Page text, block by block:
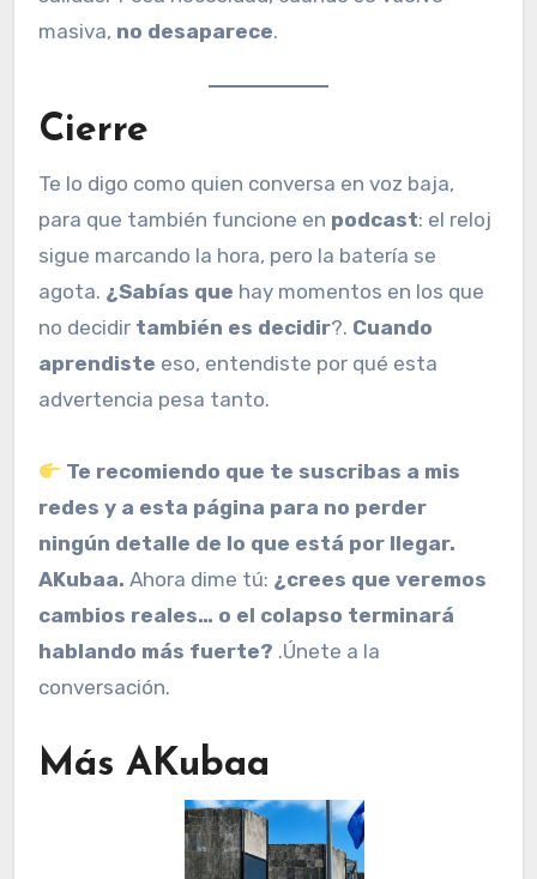
masiva, no desaparece.
Cierre
Te lo digo como quien conversa en voz baja,
para que también funcione en podcast: el reloj
sigue marcando la hora, pero la batería se
agota. ¿Sabías que hay momentos en los que
no decidir también es decidir?. Cuando
aprendiste eso, entendiste por qué esta
advertencia pesa tanto.
Te recomiendo que te suscribas a mis
redes y a esta página para no perder
ningún detalle de lo que está por llegar.
AKubaa. Ahora dime tú: ¿crees que veremos
cambios reales… o el colapso terminará
hablando más fuerte? .Únete a la
conversación.
Más AKubaa